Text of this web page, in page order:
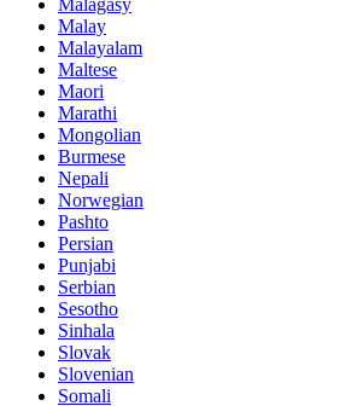
Malagasy
Malay
Malayalam
Maltese
Maori
Marathi
Mongolian
Burmese
Nepali
Norwegian
Pashto
Persian
Punjabi
Serbian
Sesotho
Sinhala
Slovak
Slovenian
Somali